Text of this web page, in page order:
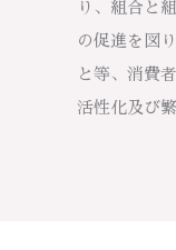
り、組合と
の促進を図
と等、消費
活性化及び